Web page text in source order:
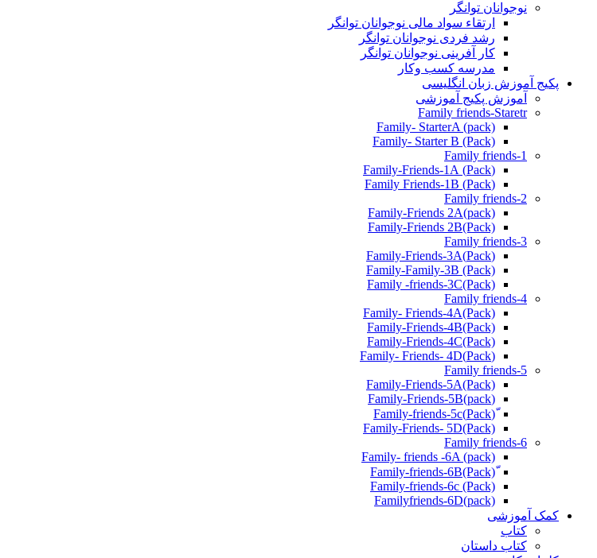
نوجوانان توانگر
ارتقاء سواد مالی نوجوانان توانگر
رشد فردی نوجوانان توانگر
کار آفرینی نوجوانان توانگر
مدرسه کسب وکار
پکیج آموزش زبان انگلیسی
آموزش پکیج آموزشی
Family friends-Staretr
Family- StarterA (pack)
Family- Starter B (Pack)
Family friends-1
(Pack) Family-Friends-1A
(Pack) Family Friends-1B
Family friends-2
Family-Friends 2A(pack)
Family-Friends 2B(Pack)
Family friends-3
(Pack)Family-Friends-3A
Family-Family-3B (Pack)
Family -friends-3C(Pack)
Family friends-4
Family- Friends-4A(Pack)
Family-Friends-4B(Pack)
Family-Friends-4C(Pack)
(Pack)Family- Friends- 4D
Family friends-5
Family-Friends-5A(Pack)
(pack)Family-Friends-5B
ّ(Pack)Family-friends-5c
Family-Friends- 5D(Pack)
Family friends-6
Family- friends -6A (pack)
Family-friends-6c (Pack)
Familyfriends-6D(pack)
کمک آموزشی
کتاب
کتاب داستان